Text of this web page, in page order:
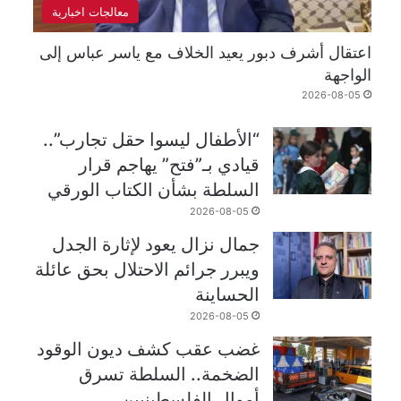
معالجات اخبارية
اعتقال أشرف دبور يعيد الخلاف مع ياسر عباس إلى
الواجهة
2026-08-05
“الأطفال ليسوا حقل تجارب”..
قيادي بـ”فتح” يهاجم قرار
السلطة بشأن الكتاب الورقي
2026-08-05
جمال نزال يعود لإثارة الجدل
ويبرر جرائم الاحتلال بحق عائلة
الحساينة
2026-08-05
غضب عقب كشف ديون الوقود
الضخمة.. السلطة تسرق